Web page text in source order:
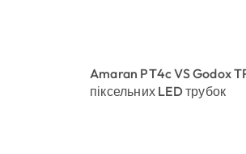
Amaran PT4c VS Godox
піксельних LED трубок